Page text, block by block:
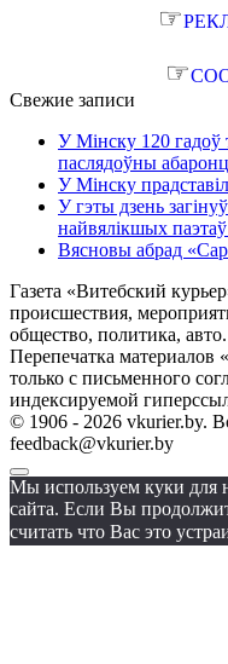
☞
☞
Свежие записи
У Мінску 120
паслядоўны
У Мінску
У гэты дзень
найвялікшых паэтаў
Вясновы абрад
Газета «Витебский
происшествия,
общество, политика, авто.
Перепечатка материалов
только с письменного
индексируемой
© 1906 - 2026 vkurier.by.
feedback@vkurier.by
Мы используем куки для
сайта. Если Вы
считать что Вас это